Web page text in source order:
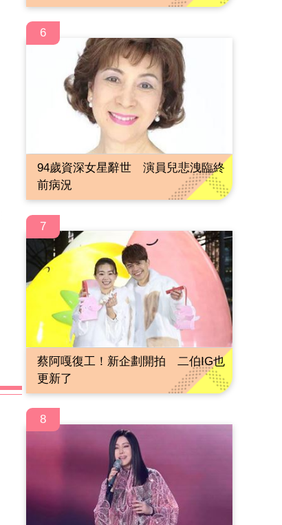
6
94歲資深女星辭世 演員兒悲洩臨終
前病況
7
蔡阿嘎復工！新企劃開拍 二伯IG也
更新了
8